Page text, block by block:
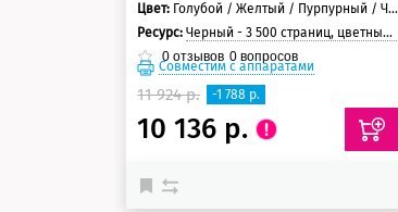
Цвет: Голубой / Желтый / Пурпурный / Черный
Ресурс:Черный - 3 500 страниц, цветные - 3 000 страниц
0 отзывов 0 вопросов
Совместим с аппаратами
11 924 р. -1 788 р.
10 136 р.